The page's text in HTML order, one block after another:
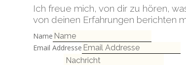
Ich freue mich, von dir zu hören,
von deinen Erfahrungen berichten
Name
Email Addresse